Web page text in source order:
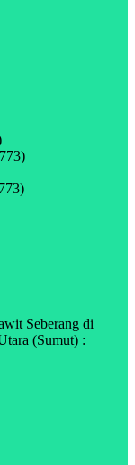
Seberang di
(Sumut) :